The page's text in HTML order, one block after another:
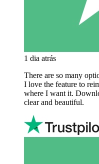
1 dia atrás
There are so many
I love the feature to
where I want it.
clear and beautiful.